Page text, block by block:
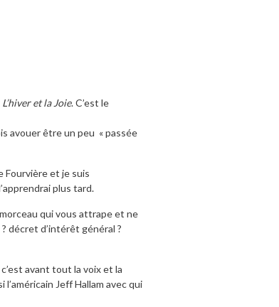
L’hiver et la Joie. C’est le
avouer être un peu « passée
Fourvière et je suis
plus tard.
qui vous attrape et ne
décret d’intérêt général ?
avant tout la voix et la
Jeff Hallam avec qui